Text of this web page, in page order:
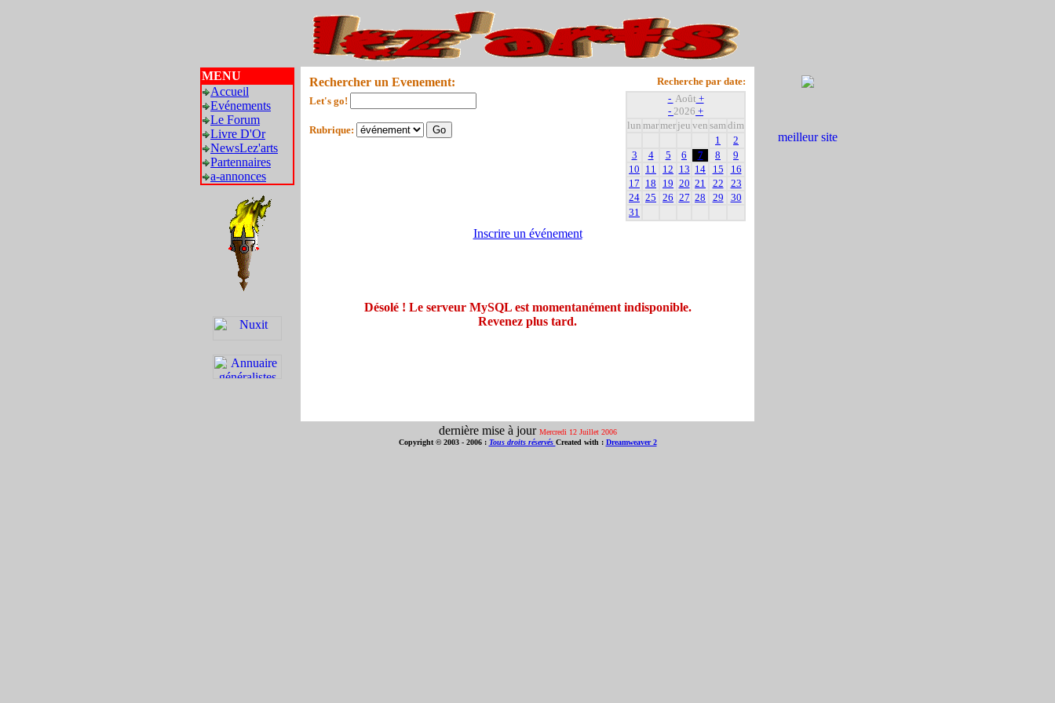
MENU
Accueil
Evénements
Le Forum
Livre D'Or
NewsLez'arts
Partennaires
a-annonces
Rechercher un Evenement:
Let's go!
Rubrique:
Recherche par date:
- Août +
- 2026 +
lun marmer jeu ven samdim
1
2
3
4 5 6 7 8
9
10 11 12 13 14 15
16
17 18 19 20 21 22
23
24 25 26 27 28 29
30
31
Inscrire un événement
Désolé ! Le serveur MySQL est momentanément indisponible.
Revenez plus tard.
dernière mise à jour Mercredi 12 Juillet 2006
Copyright © 2003 - 2006 : Tous droits réservés Created with : Dreamweaver 2